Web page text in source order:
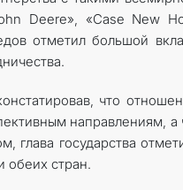
Deere», «Case New
отметил большой
что
направлениям,
глава государства
обеих стран.